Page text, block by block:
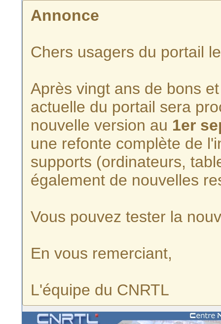
Annonce
Chers usagers du portail
Après vingt ans de bons
actuelle du portail sera
nouvelle version au 1er
une refonte complète de
supports (ordinateurs,
également de nouvelles
Vous pouvez tester la
En vous remerciant,
L'équipe du CNRTL